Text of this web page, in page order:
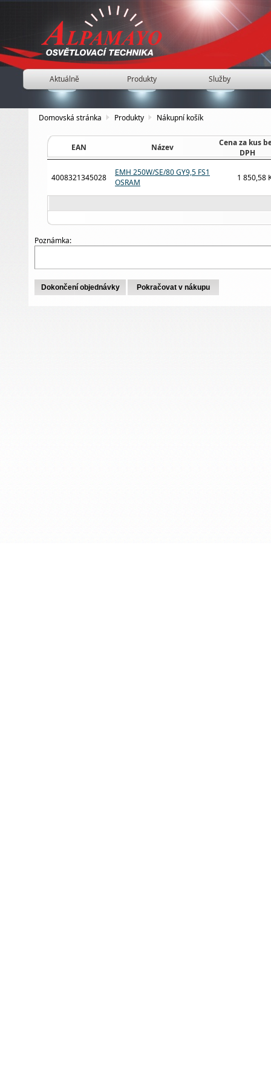
Aktuálně Produkty Služby
Domovská stránka Produkty Nákupní košík
EAN Název
Cena za kus
DPH
4008321345028
EMH 250W/SE/80 GY9,5 FS1
OSRAM
1 850,58
Poznámka: